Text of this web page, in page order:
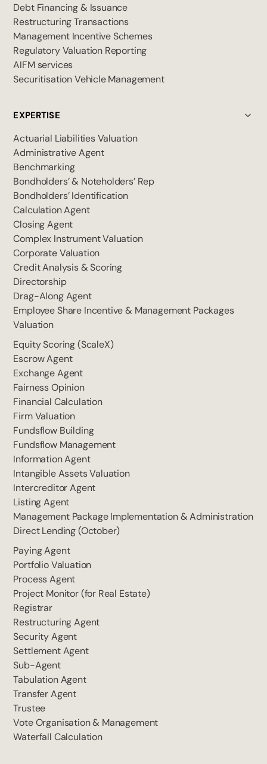
Debt Financing & Issuance
Restructuring Transactions
Management Incentive Schemes
Regulatory Valuation Reporting
AIFM services
Securitisation Vehicle Management
EXPERTISE
Actuarial Liabilities Valuation
Administrative Agent
Benchmarking
Bondholders’ & Noteholders’ Rep
Bondholders’ Identification
Calculation Agent
Closing Agent
Complex Instrument Valuation
Corporate Valuation
Credit Analysis & Scoring
Directorship
Drag-Along Agent
Employee Share Incentive & Management Packages
Valuation
Equity Scoring (ScaleX)
Escrow Agent
Exchange Agent
Fairness Opinion
Financial Calculation
Firm Valuation
Fundsflow Building
Fundsflow Management
Information Agent
Intangible Assets Valuation
Intercreditor Agent
Listing Agent
Management Package Implementation & Administration
Direct Lending (October)
Paying Agent
Portfolio Valuation
Process Agent
Project Monitor (for Real Estate)
Registrar
Restructuring Agent
Security Agent
Settlement Agent
Sub-Agent
Tabulation Agent
Transfer Agent
Trustee
Vote Organisation & Management
Waterfall Calculation